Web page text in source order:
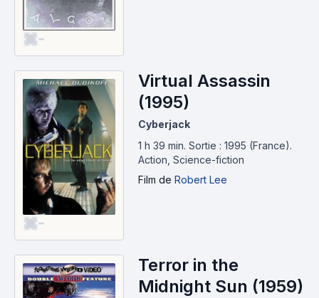
-
-
Virtual Assassin
(1995)
Cyberjack
1 h 39 min. Sortie : 1995 (France).
Action, Science-fiction
Film de Robert Lee
Terror in the
Midnight Sun (1959)